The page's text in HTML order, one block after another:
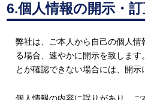
6.個人情報の開示・
弊社は、ご本人から自己の個人
る場合、速やかに開示を致します
とが確認できない場合には、開示